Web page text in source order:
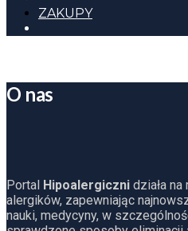
ZAKUPY
O nas
Portal Hipoalergiczni działa
alergików, zapewniając
nauki, medycyny, w